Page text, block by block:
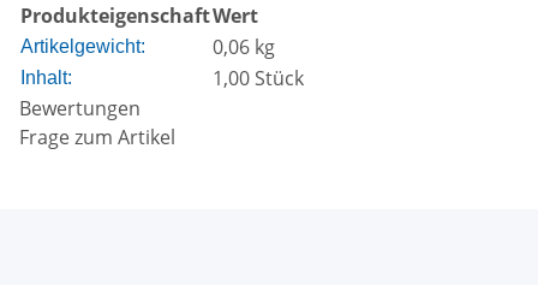
ProdukteigenschaftWert
Artikelgewicht: 0,06 kg
Inhalt:
1,00 Stück
Bewertungen
Frage zum Artikel